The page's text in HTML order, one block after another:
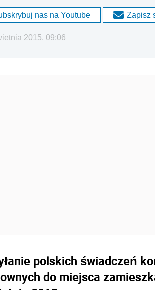
nas na Youtube Zapisz
2015, 09:06
polskich świadczeń
do miejsca